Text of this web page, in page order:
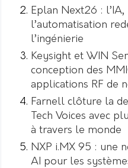
Eplan Next26 :
l’automatisation
l’ingénierie
Keysight et WIN
conception des
applications RF de
Farnell clôture la
Tech Voices avec
à travers le monde
NXP i.MX 95 : une
AI pour les